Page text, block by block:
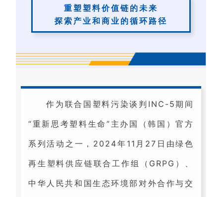
重塑塑料价值链的未来
探索产业和商业的循环路径
作为联合国塑料污染谈判INC-5期间
“重新思考塑料生命”主办国（韩国）官方
系列活动之一，2024年11月27日由绿色
再生塑料供应链联合工作组（GRPG）、
中华人民共和国生态环境部对外合作与交